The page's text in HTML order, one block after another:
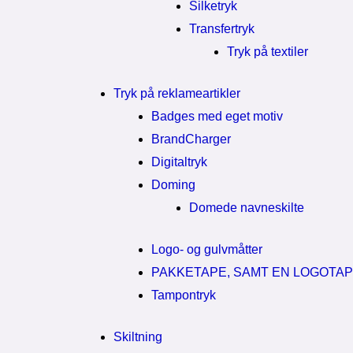
Silketryk
Transfertryk
Tryk på textiler
Tryk på reklameartikler
Badges med eget motiv
BrandCharger
Digitaltryk
Doming
Domede navneskilte
Logo- og gulvmåtter
PAKKETAPE, SAMT EN
Tampontryk
Skiltning